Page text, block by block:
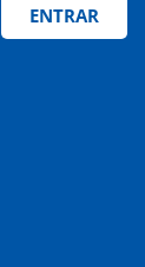
ENTRAR